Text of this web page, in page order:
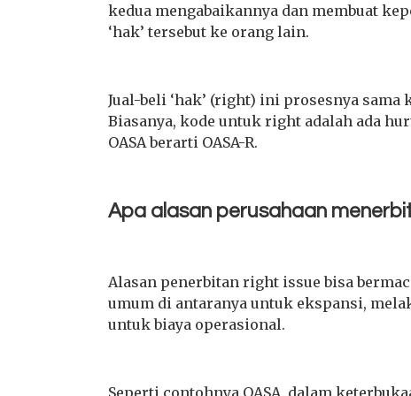
kedua mengabaikannya dan membuat
‘hak’ tersebut ke orang lain.
Jual-beli ‘hak’ (right) ini prosesnya
Biasanya, kode untuk right adalah ada
OASA berarti OASA-R.
Apa alasan perusahaan
Alasan penerbitan right issue bisa
umum di antaranya untuk ekspansi,
untuk biaya operasional.
Seperti contohnya OASA, dalam